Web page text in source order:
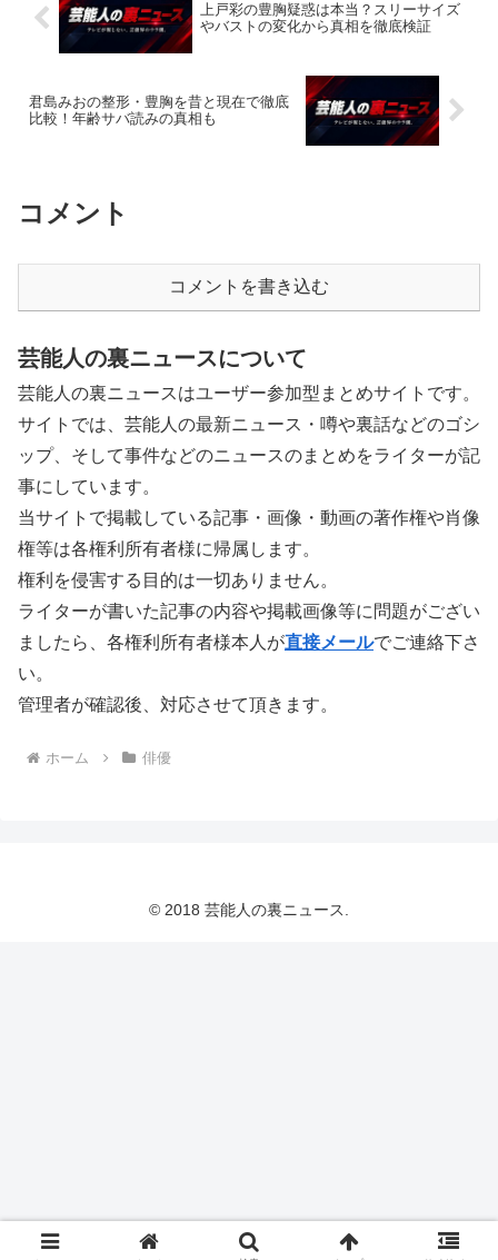
上戸彩の豊胸疑惑は本当？スリーサイズ
やバストの変化から真相を徹底検証
君島みおの整形・豊胸を昔と現在で徹底
比較！年齢サバ読みの真相も
コメント
コメントを書き込む
芸能人の裏ニュースについて
芸能人の裏ニュースはユーザー参加型まとめサイトです。
サイトでは、芸能人の最新ニュース・噂や裏話などのゴシ
ップ、そして事件などのニュースのまとめをライターが記
事にしています。
当サイトで掲載している記事・画像・動画の著作権や肖像
権等は各権利所有者様に帰属します。
権利を侵害する目的は一切ありません。
ライターが書いた記事の内容や掲載画像等に問題がござい
ましたら、各権利所有者様本人が直接メールでご連絡下さ
い。
管理者が確認後、対応させて頂きます。
ホーム 俳優
© 2018 芸能人の裏ニュース.